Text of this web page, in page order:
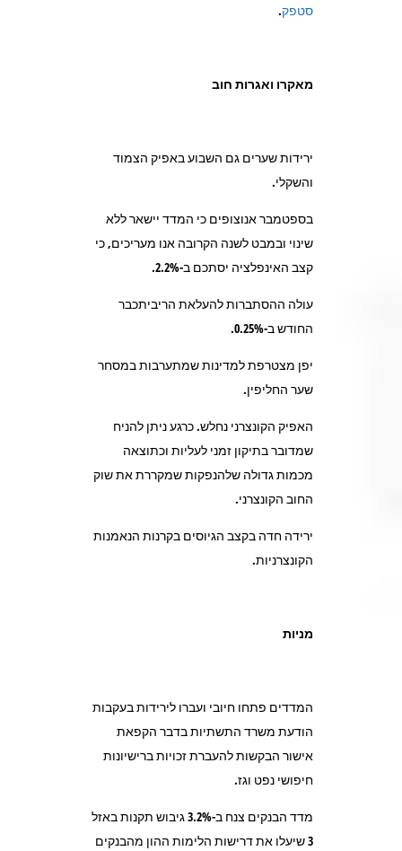
סטפק.
מאקרו ואגרות חוב
ירידות שערים גם השבוע באפיק הצמוד
והשקלי.
בספטמבר אנוצופים כי המדד יישאר ללא
שינוי ובמבט לשנה הקרובה אנו מעריכים, כי
קצב האינפלציה יסתכם ב-2.2%.
עולה ההסתברות להעלאת הריביתכבר
החודש ב-0.25%.
יפן מצטרפת למדינות שמתערבות במסחר
שער החליפין.
האפיק הקונצרני נחלש. כרגע ניתן להניח
שמדובר בתיקון זמני לעליות וכתוצאה
מכמות גדולה שלהנפקות שמקררת את שוק
החוב הקונצרני.
ירידה חדה בקצב הגיוסים בקרנות הנאמנות
הקונצרניות.
מניות
המדדים פתחו חיובי ועברו לירידות בעקבות
הודעת משרד התשתיות בדבר הקפאת
אישור הבקשות להעברת זכויות ברישיונות
חיפושי נפט וגז.
מדד הבנקים צנח ב-3.2% גיבוש תקנות באזל
3 שיעלו את דרישות הלימות ההון מהבנקים